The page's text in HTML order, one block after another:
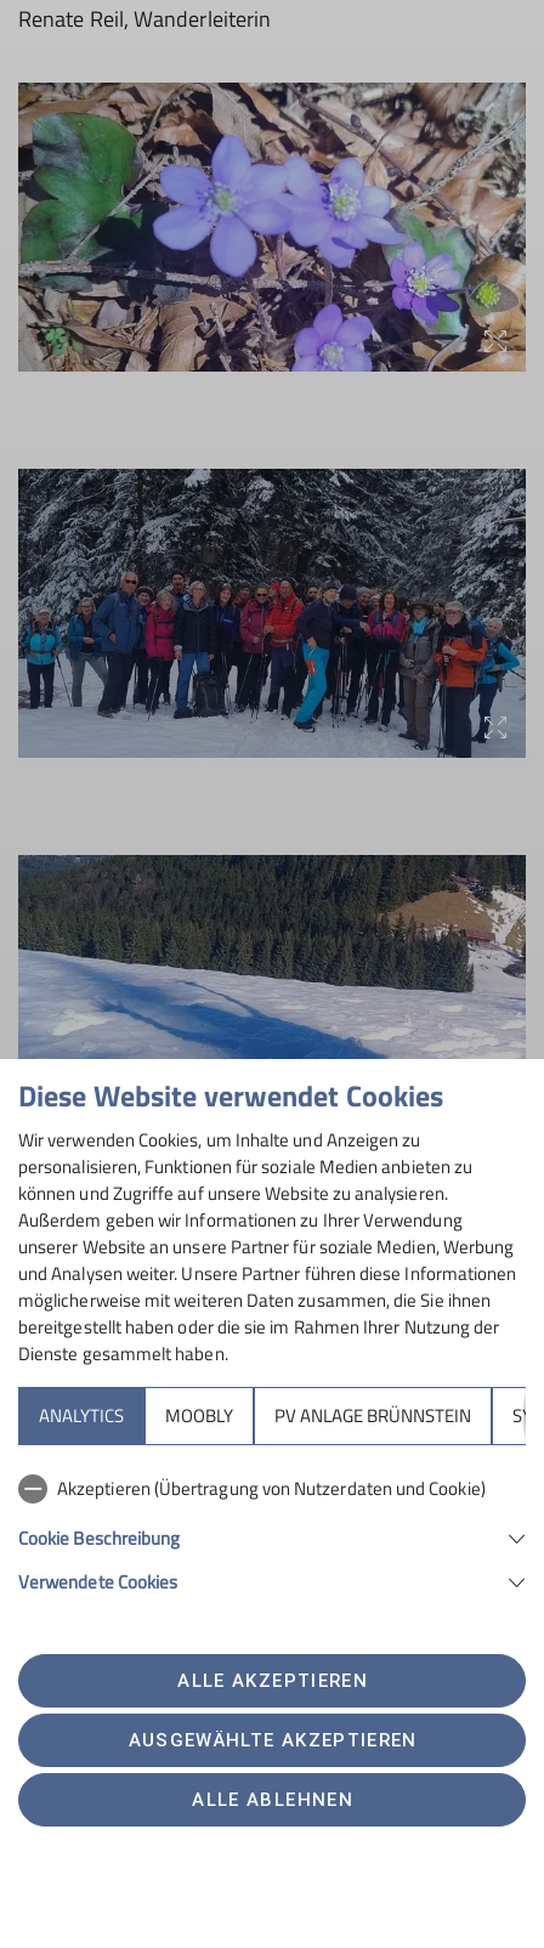
Renate Reil, Wanderleiterin
Diese Website verwendet Cookies
Wir verwenden Cookies, um Inhalte und Anzeigen zu
personalisieren, Funktionen für soziale Medien anbieten zu
können und Zugriffe auf unsere Website zu analysieren.
Außerdem geben wir Informationen zu Ihrer Verwendung
unserer Website an unsere Partner für soziale Medien, Werbung
und Analysen weiter. Unsere Partner führen diese Informationen
möglicherweise mit weiteren Daten zusammen, die Sie ihnen
bereitgestellt haben oder die sie im Rahmen Ihrer Nutzung der
Dienste gesammelt haben.
ANALYTICS MOOBLY PV ANLAGE BRÜNNSTEIN
Akzeptieren (Übertragung von Nutzerdaten und Cookie)
Cookie Beschreibung
Verwendete Cookies
ALLE AKZEPTIEREN
AUSGEWÄHLTE AKZEPTIEREN
ALLE ABLEHNEN